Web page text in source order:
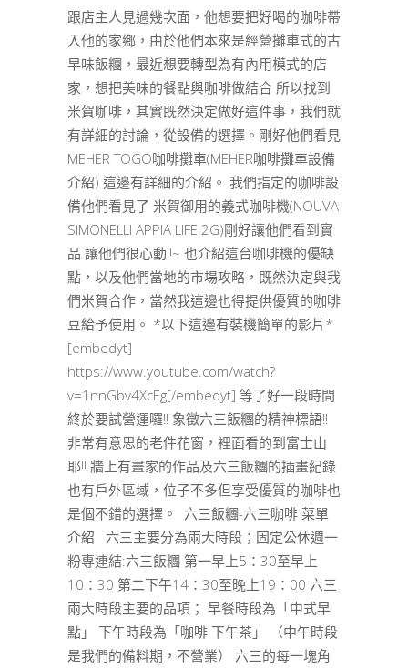
跟店主人見過幾次面，他想要把好喝的咖啡帶
入他的家鄉，由於他們本來是經營攤車式的古
早味飯糰，最近想要轉型為有內用模式的店
家，想把美味的餐點與咖啡做結合 所以找到
米賀咖啡，其實既然決定做好這件事，我們就
有詳細的討論，從設備的選擇。剛好他們看見
MEHER TOGO咖啡攤車(MEHER咖啡攤車設備
介紹) 這邊有詳細的介紹。 我們指定的咖啡設
備他們看見了 米賀御用的義式咖啡機(NOUVA
SIMONELLI APPIA LIFE 2G)剛好讓他們看到實
品 讓他們很心動!!~ 也介紹這台咖啡機的優缺
點，以及他們當地的市場攻略，既然決定與我
們米賀合作，當然我這邊也得提供優質的咖啡
豆給予使用。 *以下這邊有裝機簡單的影片*
[embedyt]
https://www.youtube.com/watch?
v=1nnGbv4XcEg[/embedyt] 等了好一段時間
終於要試營運囉!! 象徵六三飯糰的精神標語!!
非常有意思的老件花窗，裡面看的到富士山
耶!! 牆上有畫家的作品及六三飯糰的插畫紀錄
也有戶外區域，位子不多但享受優質的咖啡也
是個不錯的選擇。 六三飯糰-六三咖啡 菜單
介紹 六三主要分為兩大時段；固定公休週一
粉專連結:六三飯糰 第一早上5：30至早上
10：30 第二下午14：30至晚上19：00 六三
兩大時段主要的品項； 早餐時段為「中式早
點」 下午時段為「咖啡·下午茶」 （中午時段
是我們的備料期，不營業） 六三的每一塊角